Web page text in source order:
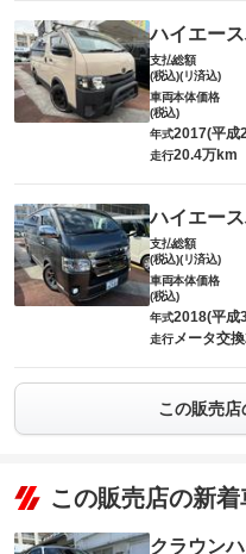
ハイエー
支払総額
(税込)(リ済込)
車両本体価格
(税込)
年式2017(平成
走行20.4万km
ハイエー
支払総額
(税込)(リ済込)
車両本体価格
(税込)
年式2018(平成
走行メータ交
この販売
この販売店の新着
クラウン